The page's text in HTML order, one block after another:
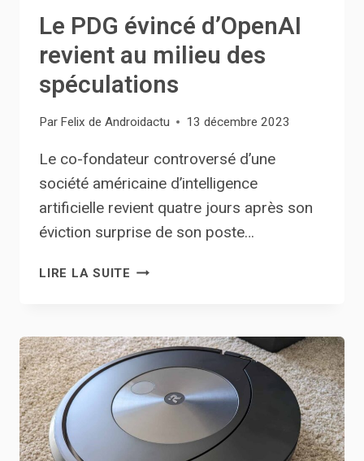
Le PDG évincé d’OpenAI
revient au milieu des
spéculations
Par Felix de Androidactu 13 décembre 2023
Le co-fondateur controversé d’une
société américaine d’intelligence
artificielle revient quatre jours après son
éviction surprise de son poste…
LIRE LA SUITE LE
REVIENT
MILIEU
DES
SPÉCULATIONS